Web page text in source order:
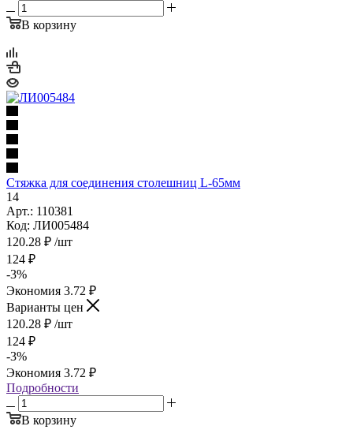
В корзину
Стяжка для соединения столешниц L-65мм
14
Арт.: 110381
Код: ЛИ005484
120.28 ₽ /шт
124 ₽
-3%
Экономия 3.72 ₽
Варианты цен
120.28 ₽ /шт
124 ₽
-3%
Экономия 3.72 ₽
Подробности
В корзину